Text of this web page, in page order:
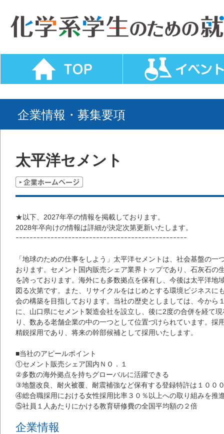
企業情報・募集要項
太平洋セメント
★以下、2027年卒の情報を掲載しております。
2028年卒向けの情報は詳細が決定次第更新いたします。
ｰｰｰｰｰｰｰｰｰｰｰｰｰｰｰｰｰｰｰｰｰｰｰｰｰｰｰｰｰｰｰｰｰｰｰｰｰｰｰｰｰｰｰｰｰｰｰｰｰ
「地球のための仕事をしよう」太平洋セメントは、社会基盤の一
おります。セメント国内販売シェア業界トップであり、石灰石の
を誇っております。海外にも多数拠点を保有し、今後は太平洋地
図る次第です。また、リサイクルをはじめとする環境ビジネスに
会の構築を目指しております。当社の歴史としましては、今から
に、山口県にセメント製造会社を設立し、後に2度の合併を経て
り、数ある老舗企業の中の一つとして位置づけられています。採
精鋭採用であり、将来の幹部候補として採用いたします。
■当社のアピールポイント
①セメント販売シェア国内ＮＯ．１
②多数の海外拠点を持ちグローバルに活躍できる
③地盤改良、耐火被覆、耐震補強など保有する登録特許は１００
④総合職採用における女性採用比率３０％以上への取り組みを推
⑤社員１人あたりにかける教育研修費の全国平均額の２倍
企業情報